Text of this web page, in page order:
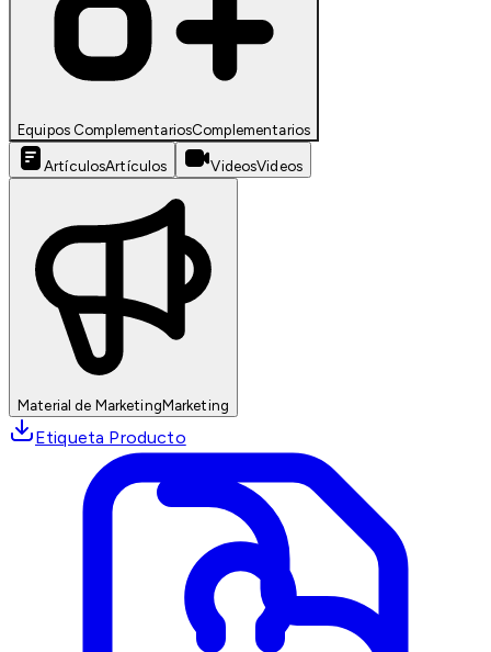
Equipos ComplementariosComplementarios
ArtículosArtículos VideosVideos
Material de MarketingMarketing
Etiqueta Producto